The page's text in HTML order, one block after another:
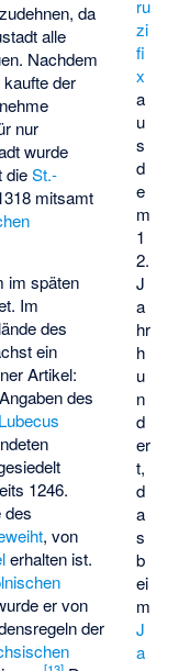
ru
zi
fi
x
a
u
s
d
e
m
1
2.
J
a
hr
h
u
n
d
er
t,
d
a
s
b
ei
m
J
a
da
alle
Nachdem
der
nur
wurde
dieSt.-
mitsamt
im späten
Im
des
ein
Artikel:
des
1246.
des
, von
erhalten ist.
er von
der